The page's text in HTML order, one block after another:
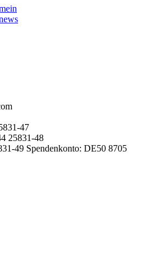
47
25831-48
49 Spendenkonto: DE50 8705